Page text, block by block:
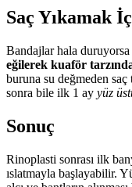
Saç Yıkamak
Bandajlar hala duruyorsa
eğilerek kuaför
buruna su değmeden
sonra bile ilk 1 ay yüz
Sonuç
Rinoplasti sonrası ilk
ıslatmayla başlayabilir.